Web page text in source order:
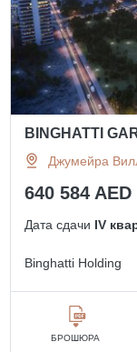
BINGHATTI
Джумейра
640 584
Дата сдачи IV
Binghatti Holding
БРОШЮРА